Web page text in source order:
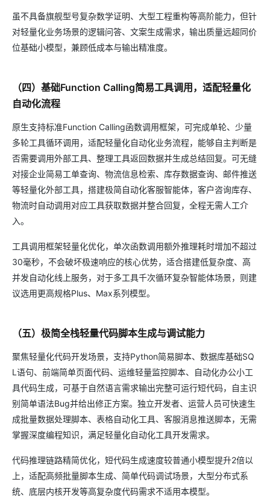
虽不具备旗舰型号复杂数学证明、大型工程重构等高阶能力，但针
对轻量化业务场景的逻辑问答、文案生成需求，输出质量远超同价
位基础小模型，兼顾低成本与输出精准度。
（四）基础Function Calling简易工具调用，适配轻量化
自动化流程
原生支持标准Function Calling函数调用框架，可完成单轮、少量
多轮工具循环调用，适配轻量化自动化业务流程，能够自主判断是
否需要调用外部工具、整理工具返回数据并生成总结回复。可无缝
对接企业简易工单查询、物流信息检索、库存数据查询、邮件推送
等轻量化外部工具，搭建极简自动化客服智能体，客户咨询库存、
物流时自动调用对应工具获取数据并整合回复，全程无需人工介
入。
工具调用框架轻量化优化，单次函数调用额外推理耗时增加不超过
30毫秒，不会破坏极速响应的核心优势，适合搭建低复杂度、高
并发自动化线上服务，对于多工具千次循环复杂智能体场景，则建
议选用更高规格Plus、Max系列模型。
（五）极简全栈轻量代码脚本生成与调试能力
聚焦轻量化代码开发场景，支持Python简易脚本、数据库基础SQ
L语句、前端简单页面代码、运维轻量监控脚本、自动化办公小工
具代码生成，可基于自然语言需求输出完整可运行短代码，自主识
别简单语法Bug并给出修正方案。独立开发者、运营人员可快速生
成批量数据处理脚本、表格自动化工具、客服消息推送脚本，无需
掌握深度编程知识，满足轻量化自动化工具开发需求。
代码推理链路精简优化，短代码生成速度较普通小模型提升2倍以
上，适配高频批量脚本生成、简单代码调试场景，大型分布式系
统、底层内核开发等高复杂度代码需求不适用本模型。